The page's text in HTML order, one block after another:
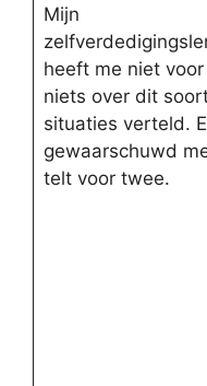
Mijn
heeft me niet voor
niets over dit
situaties verteld.
gewaarschuwd
telt voor twee.